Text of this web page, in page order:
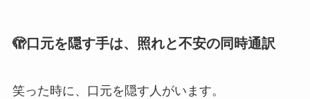
🫣口元を隠す手は、照れと不安の同時通訳
笑った時に、口元を隠す人がいます。